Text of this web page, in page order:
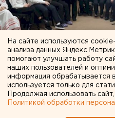
Политика Общество
Подготовка к 300-летию
На сайте используются
анализа данных
помогают улучшать работу
наших пользователей и
информация обрабатывается
используется только для
Продолжая использовать
Политикой обработки